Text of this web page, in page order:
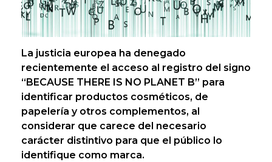
La justicia europea ha denegado
recientemente el acceso al registro del signo
“BECAUSE THERE IS NO PLANET B” para
identificar productos cosméticos, de
papelería y otros complementos, al
considerar que carece del necesario
carácter distintivo para que el público lo
identifique como marca.